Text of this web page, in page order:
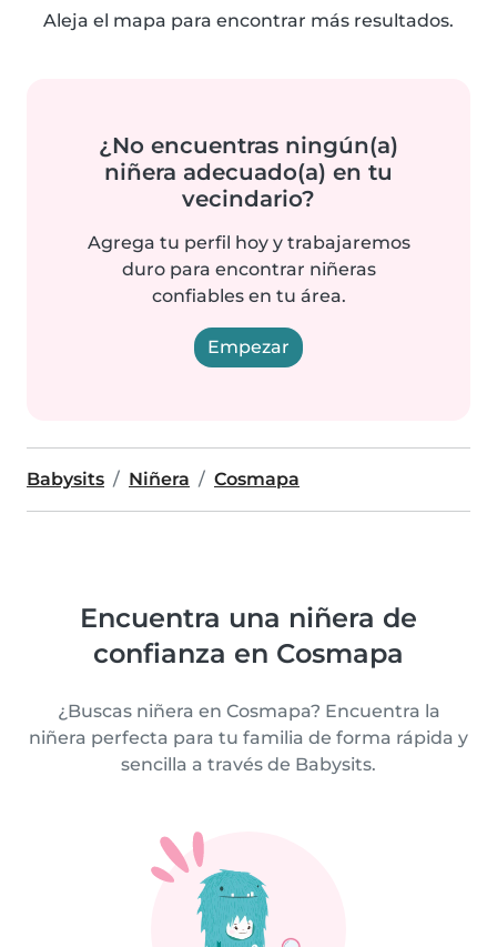
Aleja el mapa para encontrar más resultados.
¿No encuentras ningún(a)
niñera adecuado(a) en tu
vecindario?
Agrega tu perfil hoy y trabajaremos
duro para encontrar niñeras
confiables en tu área.
Empezar
Babysits Niñera Cosmapa
Encuentra una niñera de
confianza en Cosmapa
¿Buscas niñera en Cosmapa? Encuentra la
niñera perfecta para tu familia de forma rápida y
sencilla a través de Babysits.